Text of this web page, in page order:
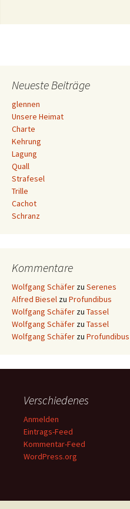
Navigation
Neueste Beiträge
glennen
Unsere Heimat
Charte
Kehrung
Lagung
Quall
Strafesel
Trille
Cachot
Schranz
Kommentare
Wolfgang Schäfer zu Serenes
Alfred Biesel zu Profundibus
Wolfgang Schäfer zu Tassel
Wolfgang Schäfer zu Tassel
Wolfgang Schäfer zu Profundibus
Verschiedenes
Anmelden
Eintrags-Feed
Kommentar-Feed
WordPress.org